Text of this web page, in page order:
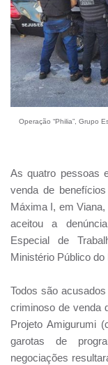
Operação “Philia”, Grupo
As quatro pessoas
venda de
Máxima I, em
aceitou a
Especial de
Ministério Público
Todos são
criminoso de venda
Projeto Amigurumi
garotas de
negociações